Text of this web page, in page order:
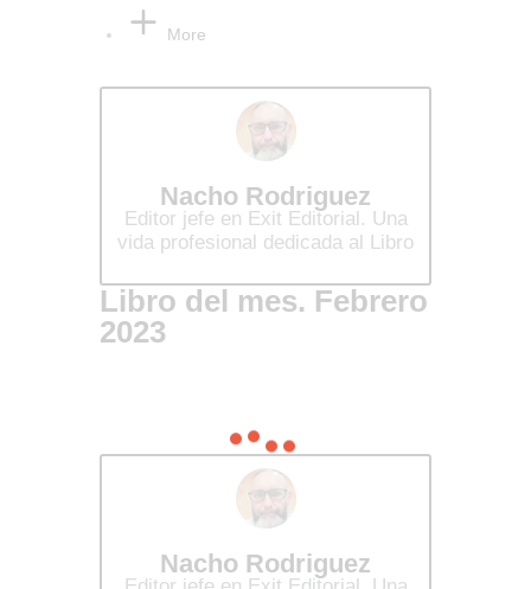
More
Nacho Rodriguez
Editor jefe en Exit Editorial. Una
vida profesional dedicada al Libro
Libro del mes. Febrero
2023
Nacho Rodriguez